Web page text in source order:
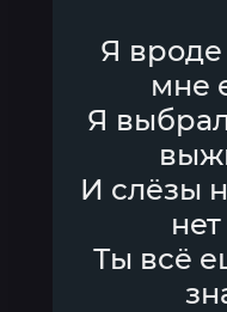
Я вроде
мне
Я
И слёзы
Ты всё